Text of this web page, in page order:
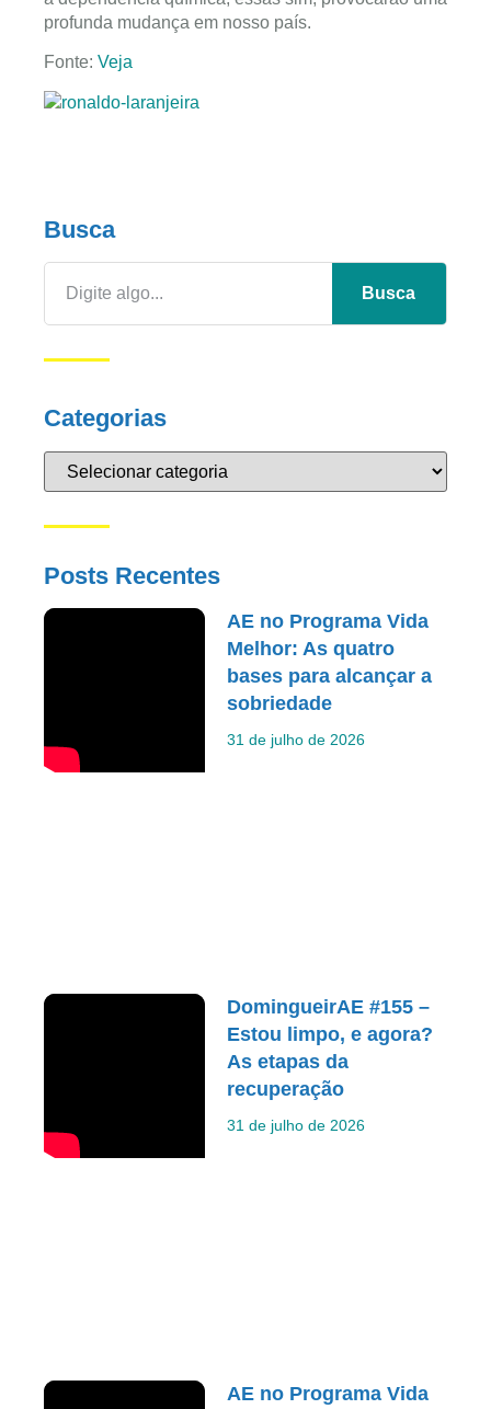
profunda mudança em nosso país.
Fonte: Veja
Busca
Busca
Categorias
Posts Recentes
AE no Programa Vida
Melhor: As quatro
bases para alcançar a
sobriedade
31 de julho de 2026
DomingueirAE #155 –
Estou limpo, e agora?
As etapas da
recuperação
31 de julho de 2026
AE no Programa Vida